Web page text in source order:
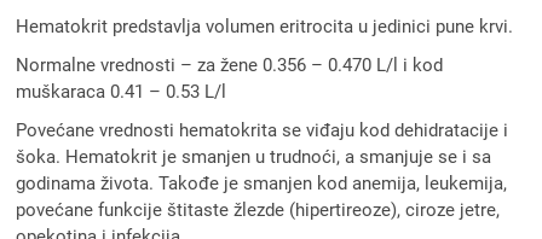
Hematokrit predstavlja volumen eritrocita u jedinici pune krvi.
Normalne vrednosti – za žene 0.356 – 0.470 L/l i kod
muškaraca 0.41 – 0.53 L/l
Povećane vrednosti hematokrita se viđaju kod dehidratacije i
šoka. Hematokrit je smanjen u trudnoći, a smanjuje se i sa
godinama života. Takođe je smanjen kod anemija, leukemija,
povećane funkcije štitaste žlezde (hipertireoze), ciroze jetre,